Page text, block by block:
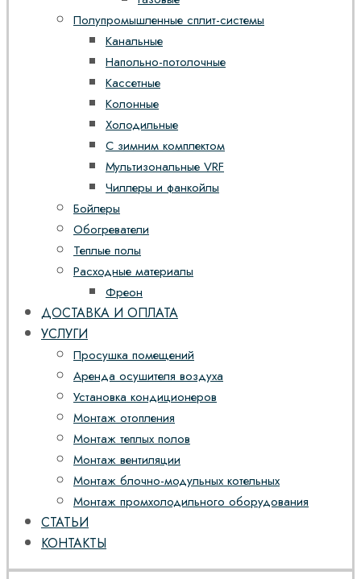
Полупромышленные сплит-системы
Канальные
Напольно-потолочные
Кассетные
Колонные
Холодильные
С зимним комплектом
Мультизональные VRF
Чиллеры и фанкойлы
Бойлеры
Обогреватели
Теплые полы
Расходные материалы
Фреон
ДОСТАВКА И ОПЛАТА
УСЛУГИ
Просушка помещений
Аренда осушителя воздуха
Установка кондиционеров
Монтаж отопления
Монтаж теплых полов
Монтаж вентиляции
Монтаж блочно-модульных котельных
Монтаж промхолодильного оборудования
СТАТЬИ
КОНТАКТЫ